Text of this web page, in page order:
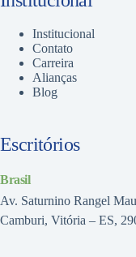
Institucional
Contato
Carreira
Alianças
Blog
Escritórios
Brasil
Av. Saturnino Rangel
Camburi, Vitória – ES,